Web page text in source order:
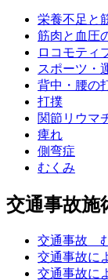
栄養不足と
筋肉と血圧
ロコモティ
スポーツ・
背中・腰の
打撲
関節リウマ
痺れ
側弯症
むくみ
交通事故施
交通事故
交通事故に
交通事故に